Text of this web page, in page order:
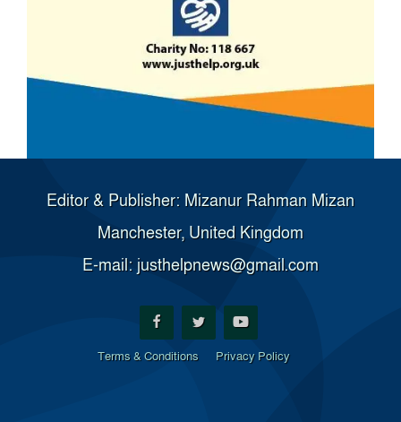
Editor & Publisher: Mizanur Rahman Mizan
Manchester, United Kingdom
E-mail: justhelpnews@gmail.com
Terms & Conditions Privacy Policy